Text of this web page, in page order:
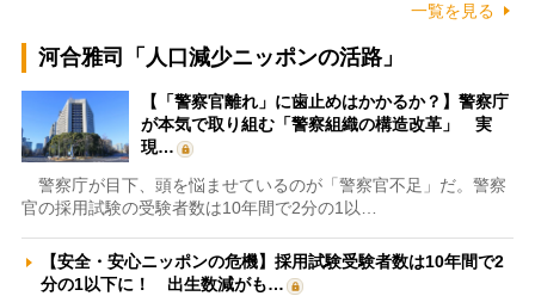
一覧を見る
河合雅司「人口減少ニッポンの活路」
【「警察官離れ」に歯止めはかかるか？】警察庁
が本気で取り組む「警察組織の構造改革」 実
現…
警察庁が目下、頭を悩ませているのが「警察官不足」だ。警察
官の採用試験の受験者数は10年間で2分の1以…
【安全・安心ニッポンの危機】採用試験受験者数は10年間で2
分の1以下に！ 出生数減がも…